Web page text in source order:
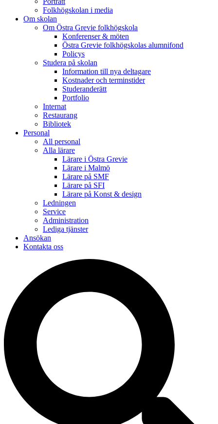
Folkhögskolan i media
Om skolan
Om Östra Grevie folkhögskola
Konferenser & möten
Östra Grevie folkhögskolas alumnifond
Policys
Studera på skolan
Information till nya deltagare
Kostnader och terminstider
Studeranderätt
Portfolio
Internat
Restaurang
Bibliotek
Personal
All personal
Alla lärare
Lärare i Östra Grevie
Lärare i Malmö
Lärare på SMF
Lärare på SFI
Lärare på Konst & design
Ledningen
Service
Administration
Lediga tjänster
Ansökan
Kontakta oss